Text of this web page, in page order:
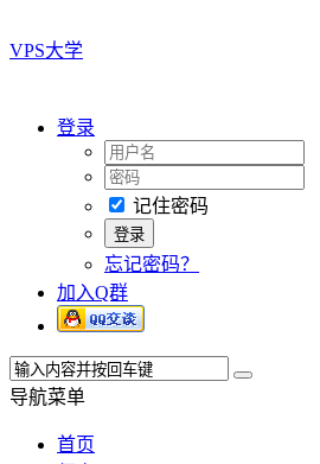
VPS大学
登录
记住密码
忘记密码？
加入Q群
导航菜单
首页